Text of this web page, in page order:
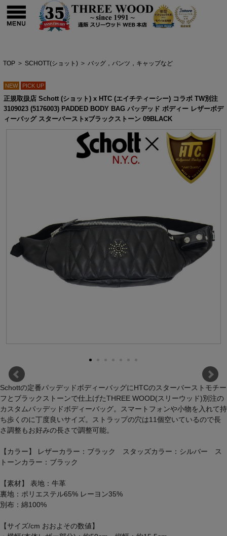
TOP > SCHOTT(ショット) > バッグ，パンツ，キャップなど
NEW PICK UP
正規取扱店 Schott (ショット) x HTC (エイチティーシー) コラボ TW別注
3109023 (5176003) PADDED BODY BAG パッデッド ボディー レザーボデ
ィーバッグ スターバーストxブラックストーン 09BLACK
Schottの定番パッデッドボディーバッグにHTCのスターバーストモチー
フとブラックストーンで仕上げたTHREE WOOD(スリーウッド)別注の
カスタムパッデッドボディーバッグ。スマートフォンや小物を入れて持
ち歩くのに丁度良いサイズ。ストラップの穴は11個空いているので長
さ調整もお好みの長さで調整可能。
【カラー】 レザーカラー：ブラック スタッズカラー：シルバー ス
トーンカラー：ブラック
【素材】 表地：牛革
裏地：ポリエステル65% レーヨン35%
別布：綿100%
【サイズ/cm おおよその数値】